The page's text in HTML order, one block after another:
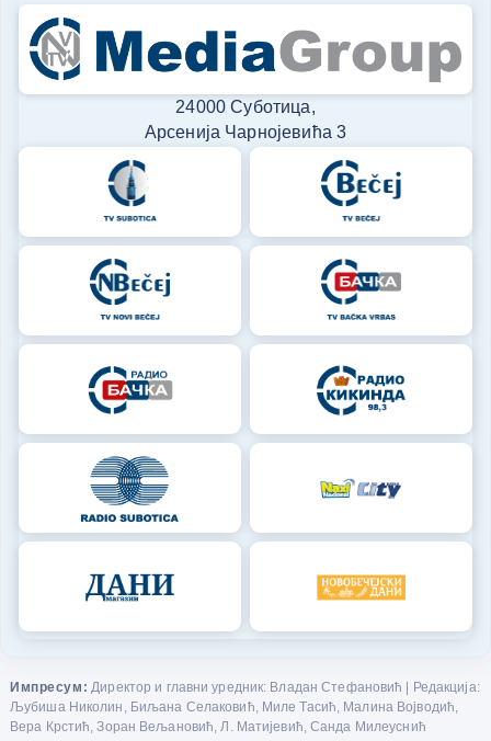
24000 Суботица,
Арсенија Чарнојевића 3
Импресум: Директор и главни уредник: Владан Стефановић | Редакција:
Љубиша Николин, Биљана Селаковић, Миле Тасић, Малина Војводић,
Вера Крстић, Зоран Вељановић, Л. Матијевић, Санда Милеуснић